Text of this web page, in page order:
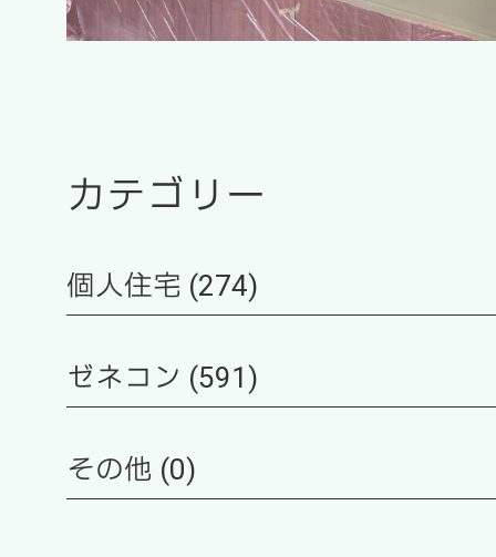
カテゴリー
個人住宅 (274)
ゼネコン (591)
その他 (0)